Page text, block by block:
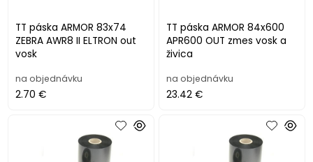
TT páska ARMOR 83x74
ZEBRA AWR8 II ELTRON out
vosk
na objednávku
2.70 €
TT páska ARMOR 84x600
APR600 OUT zmes vosk a
živica
na objednávku
23.42 €